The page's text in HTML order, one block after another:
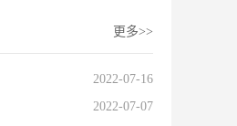
更多>>
2022-07-16
2022-07-07